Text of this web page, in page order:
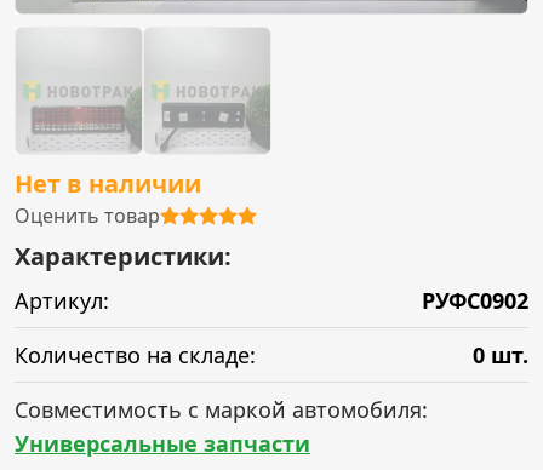
Нет в наличии
Оценить товар
Характеристики:
Артикул:
РУФС0902
Количество на складе:
0 шт.
Совместимость с маркой автомобиля:
Универсальные запчасти